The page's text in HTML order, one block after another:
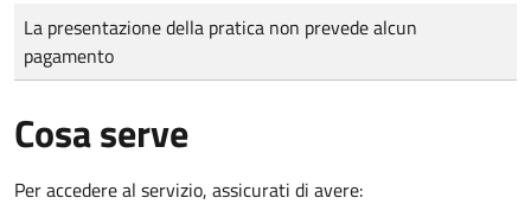
Tipo di pagamento
Importo
La presentazione della pratica non prevede alcun
pagamento
Cosa serve
Per accedere al servizio, assicurati di avere: